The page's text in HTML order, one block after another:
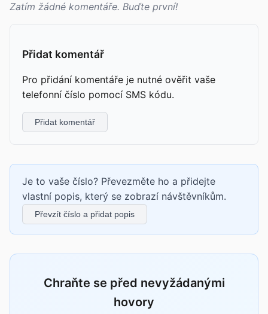
Zatím žádné komentáře. Buďte první!
Přidat komentář
Pro přidání komentáře je nutné ověřit vaše
telefonní číslo pomocí SMS kódu.
Přidat komentář
Je to vaše číslo? Převezměte ho a přidejte
vlastní popis, který se zobrazí návštěvníkům.
Převzít číslo a přidat popis
Chraňte se před nevyžádanými
hovory